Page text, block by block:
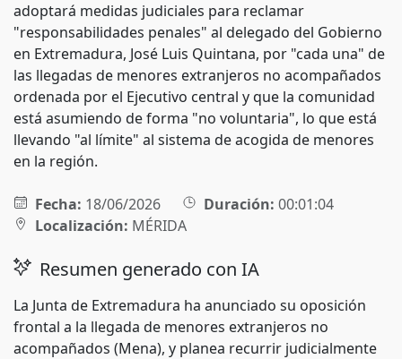
adoptará medidas judiciales para reclamar
"responsabilidades penales" al delegado del Gobierno
en Extremadura, José Luis Quintana, por "cada una" de
las llegadas de menores extranjeros no acompañados
ordenada por el Ejecutivo central y que la comunidad
está asumiendo de forma "no voluntaria", lo que está
llevando "al límite" al sistema de acogida de menores
en la región.
Fecha: 18/06/2026 Duración: 00:01:04
Localización: MÉRIDA
Resumen generado con IA
La Junta de Extremadura ha anunciado su oposición
frontal a la llegada de menores extranjeros no
acompañados (Mena), y planea recurrir judicialmente